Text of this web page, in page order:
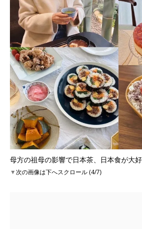
母方の祖母の影響で日本茶、日本食が大好
▼次の画像は下へスクロール (4/7)